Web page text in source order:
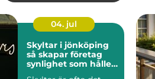
04. jul
Skyltar i jönköping
så skapar företag
synlighet som håller